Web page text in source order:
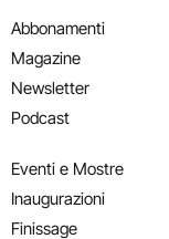
Abbonamenti
Magazine
Newsletter
Podcast
Eventi e Mostre
Inaugurazioni
Finissage